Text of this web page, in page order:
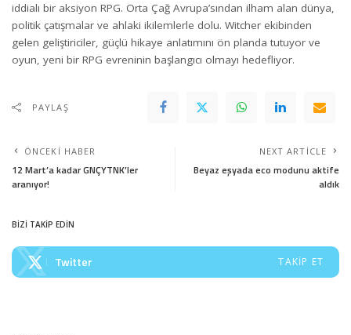
iddialı bir aksiyon RPG. Orta Çağ Avrupa’sından ilham alan dünya,
politik çatışmalar ve ahlaki ikilemlerle dolu. Witcher ekibinden
gelen geliştiriciler, güçlü hikaye anlatımını ön planda tutuyor ve
oyun, yeni bir RPG evreninin başlangıcı olmayı hedefliyor.
PAYLAŞ
ÖNCEKI HABER
12 Mart’a kadar GNÇYTNK’ler
aranıyor!
NEXT ARTICLE
Beyaz eşyada eco modunu aktife
aldık
BİZİ TAKİP EDİN
Twitter TAKIP ET